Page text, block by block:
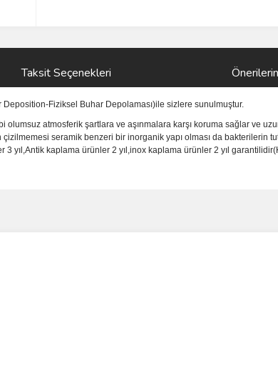
Taksit Seçenekleri
Fiziksel Buhar Depolaması)ile sizlere sunulmuştur.
atmosferik şartlara ve aşınmalara karşı koruma sağlar ve
seramik benzeri bir inorganik yapı olması da bakterilerin
yıl,Antik kaplama ürünler 2 yıl,inox kaplama ürünler 2 yıl